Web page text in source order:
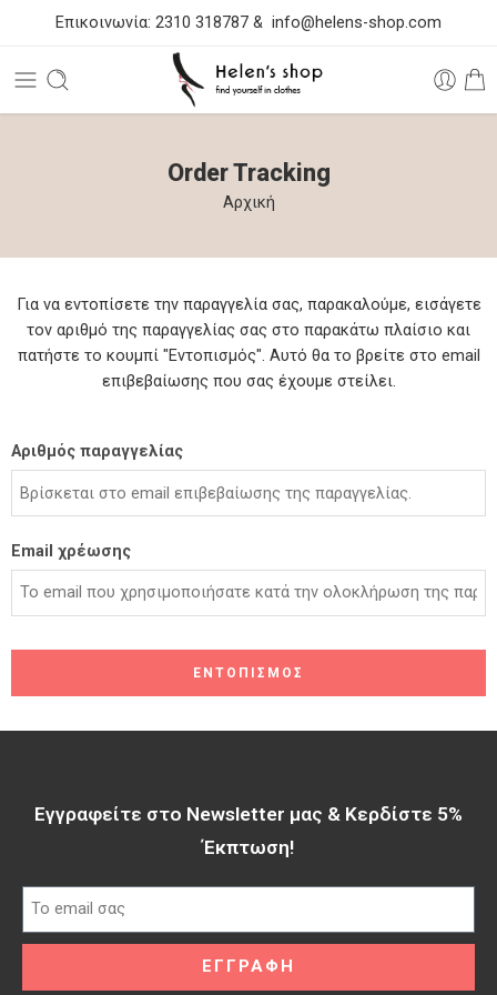
Επικοινωνία: 2310 318787 & info@helens-shop.com
Order Tracking
Αρχική
Για να εντοπίσετε την παραγγελία σας, παρακαλούμε, εισάγετε
τον αριθμό της παραγγελίας σας στο παρακάτω πλαίσιο και
πατήστε το κουμπί "Εντοπισμός". Αυτό θα το βρείτε στο email
επιβεβαίωσης που σας έχουμε στείλει.
Αριθμός παραγγελίας
Email χρέωσης
ΕΝΤΟΠΙΣΜΌΣ
Εγγραφείτε στο Newsletter μας & Κερδίστε 5%
Έκπτωση!​
ΕΓΓΡΑΦΗ